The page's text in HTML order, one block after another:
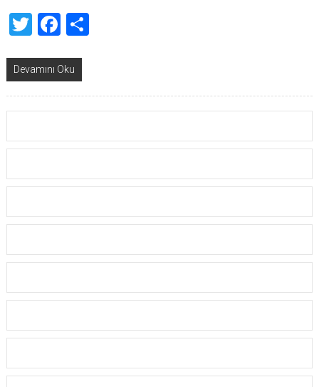
TwitterFacebook
Share
Devamını Oku